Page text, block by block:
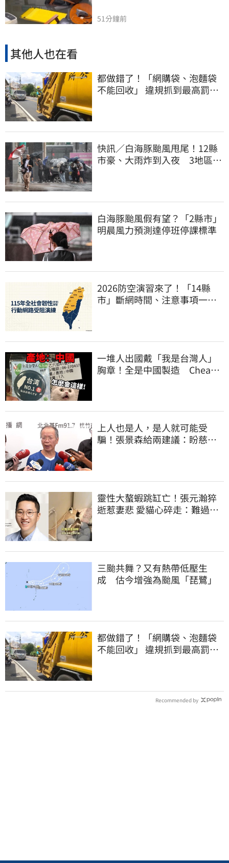
51分鐘前
其他人也在看
都做錯了！「網購袋、泡麵袋
不能回收」 違規抓到最高罰
快訊／白海豚颱風甩尾！12縣
市豪、大雨炸到入夜 3地區有
白海豚颱風假有望？「2縣市」
明晨風力預測達停班停課標準
2026防空演習來了！「14縣
市」斷網時間、注意事項一次
一堆人出國戴「我是台灣人」
胸章！全是中國製造 Cheap
上人也是人，是人就可能受
騙！張景森給兩建議：盼慈濟
靈性大螯蝦跳缸亡！張元瀚猝
逝惹妻悲 愛貓心碎走：難過不
三颱共舞？又有熱帶低壓生
成 估今增強為颱風「琵鷺」
都做錯了！「網購袋、泡麵袋
不能回收」 違規抓到最高罰
Recommended by